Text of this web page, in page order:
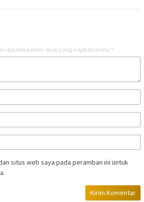
dipublikasikan. Ruas yang wajib ditandai *
situs web saya pada peramban ini untuk